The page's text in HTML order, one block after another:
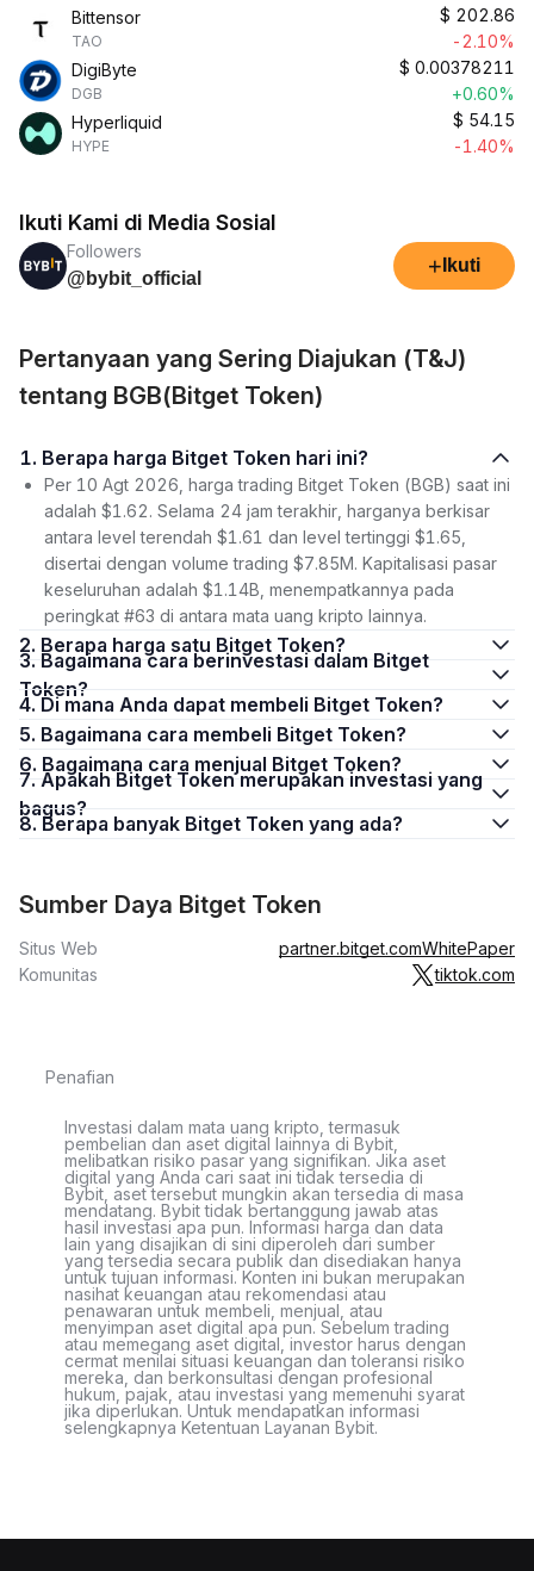
Bittensor
TAO
$ 202.86
-2.10%
DigiByte
DGB
$ 0.00378211
+0.60%
Hyperliquid
HYPE
$ 54.15
-1.40%
Ikuti Kami di Media Sosial
Followers
@bybit_official
+ Ikuti
Pertanyaan yang Sering Diajukan (T&J)
tentang BGB(Bitget Token)
1. Berapa harga Bitget Token hari ini?
Per 10 Agt 2026, harga trading Bitget Token (BGB) saat ini
adalah $1.62. Selama 24 jam terakhir, harganya berkisar
antara level terendah $1.61 dan level tertinggi $1.65,
disertai dengan volume trading $7.85M. Kapitalisasi pasar
keseluruhan adalah $1.14B, menempatkannya pada
peringkat #63 di antara mata uang kripto lainnya.
2. Berapa harga satu Bitget Token?
3. Bagaimana cara berinvestasi dalam Bitget
Token?
4. Di mana Anda dapat membeli Bitget Token?
5. Bagaimana cara membeli Bitget Token?
6. Bagaimana cara menjual Bitget Token?
7. Apakah Bitget Token merupakan investasi yang
bagus?
8. Berapa banyak Bitget Token yang ada?
Sumber Daya Bitget Token
Situs Web partner.bitget.comWhitePaper
Komunitas
tiktok.com
Penafian
Investasi dalam mata uang kripto, termasuk
pembelian dan aset digital lainnya di Bybit,
melibatkan risiko pasar yang signifikan. Jika aset
digital yang Anda cari saat ini tidak tersedia di
Bybit, aset tersebut mungkin akan tersedia di masa
mendatang. Bybit tidak bertanggung jawab atas
hasil investasi apa pun. Informasi harga dan data
lain yang disajikan di sini diperoleh dari sumber
yang tersedia secara publik dan disediakan hanya
untuk tujuan informasi. Konten ini bukan merupakan
nasihat keuangan atau rekomendasi atau
penawaran untuk membeli, menjual, atau
menyimpan aset digital apa pun. Sebelum trading
atau memegang aset digital, investor harus dengan
cermat menilai situasi keuangan dan toleransi risiko
mereka, dan berkonsultasi dengan profesional
hukum, pajak, atau investasi yang memenuhi syarat
jika diperlukan. Untuk mendapatkan informasi
selengkapnya Ketentuan Layanan Bybit.